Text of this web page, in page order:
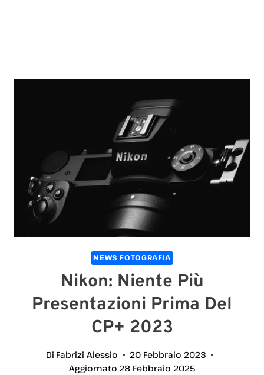
NEWS FOTOGRAFIA
Nikon: Niente Più
Presentazioni Prima Del
CP+ 2023
Di Fabrizi Alessio
20 Febbraio 2023
Aggiornato 28 Febbraio 2025